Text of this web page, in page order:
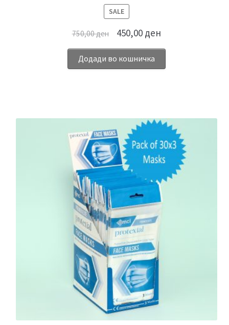
SALEПРОИЗВОД
ПОПУСТ
750,00ден 450,00 ден
Додади во кошничка